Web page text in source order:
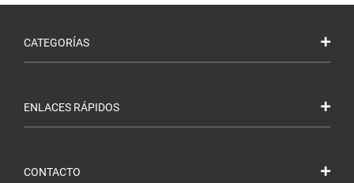
CATEGORÍAS
ENLACES RÁPIDOS
CONTACTO